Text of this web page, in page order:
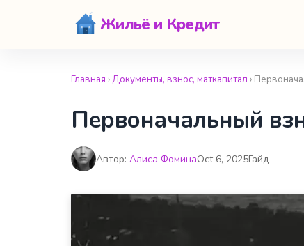
Жильё и Кредит
Главная ›Документы, взнос, маткапитал ›
Первоначальный
Автор: Алиса ФоминаOct 6, 2025Гайд